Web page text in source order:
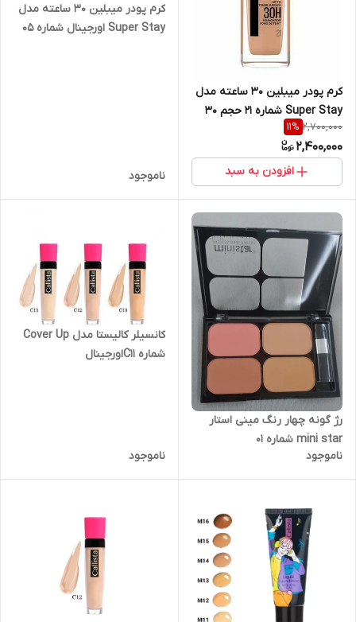
کرم پودر میبلین ۳۰ ساعته مدل
Super Stay شماره 21 حجم 30
میلی لیتر
2,700,000
11%
2,400,000
افزودن به سبد
کرم پودر میبلین ۳۰ ساعته مدل
Super Stay اورجینال شماره ۰۵
ناموجود
رژ گونه چهار رنگ مینی استار
mini star شماره ۰۱
ناموجود
کانسیلر کالیستا مدل Cover Up
شماره C11اورجینال
ناموجود